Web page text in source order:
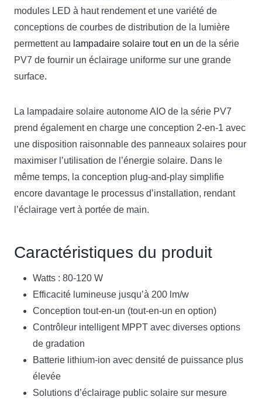
modules LED à haut rendement et une variété de
conceptions de courbes de distribution de la lumière
permettent au lampadaire solaire tout en un de la série
PV7 de fournir un éclairage uniforme sur une grande
surface.
La lampadaire solaire autonome AIO de la série PV7
prend également en charge une conception 2-en-1 avec
une disposition raisonnable des panneaux solaires pour
maximiser l’utilisation de l’énergie solaire. Dans le
même temps, la conception plug-and-play simplifie
encore davantage le processus d’installation, rendant
l’éclairage vert à portée de main.
Caractéristiques du produit
Watts : 80-120 W
Efficacité lumineuse jusqu’à 200 lm/w
Conception tout-en-un (tout-en-un en option)
Contrôleur intelligent MPPT avec diverses options
de gradation
Batterie lithium-ion avec densité de puissance plus
élevée
Solutions d’éclairage public solaire sur mesure